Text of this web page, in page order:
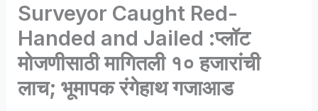
Surveyor Caught Red-
Handed and Jailed :प्लॉट
मोजणीसाठी मागितली १० हजारांची
लाच; भूमापक रंगेहाथ गजाआड